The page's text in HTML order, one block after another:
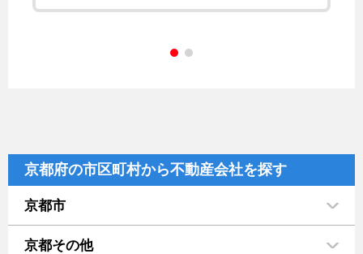
京都府の市区町村から不動産会社を探す
京都市
京都その他